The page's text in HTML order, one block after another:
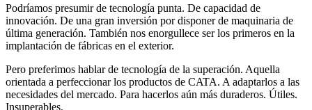
Podríamos presumir de tecnología punta. De capacidad de
innovación. De una gran inversión por disponer de maquinaria de
última generación. También nos enorgullece ser los primeros en la
implantación de fábricas en el exterior.
Pero preferimos hablar de tecnología de la superación. Aquella
orientada a perfeccionar los productos de CATA. A adaptarlos a las
necesidades del mercado. Para hacerlos aún más duraderos. Útiles.
Insuperables.